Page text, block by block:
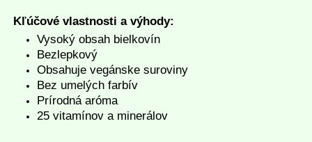
Kľúčové vlastnosti a výhody:
Vysoký obsah bielkovín
Bezlepkový
Obsahuje vegánske suroviny
Bez umelých farbív
Prírodná aróma
25 vitamínov a minerálov